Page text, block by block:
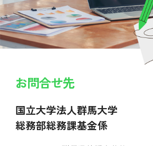
お問合せ先
国立大学法人群馬大学
総務部総務課基金係